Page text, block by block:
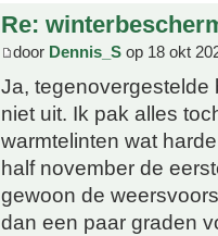
Re:
door Dennis_S op 18 okt
Ja, tegenovergestelde
niet uit. Ik pak alles
warmtelinten wat
half november de
gewoon de
dan een paar graden